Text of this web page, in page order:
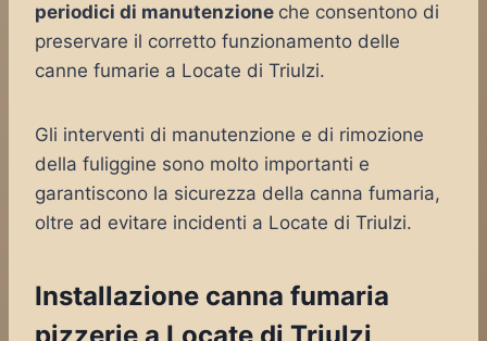
periodici di manutenzione che consentono di
preservare il corretto funzionamento delle
canne fumarie a Locate di Triulzi.
Gli interventi di manutenzione e di rimozione
della fuliggine sono molto importanti e
garantiscono la sicurezza della canna fumaria,
oltre ad evitare incidenti a Locate di Triulzi.
Installazione canna fumaria